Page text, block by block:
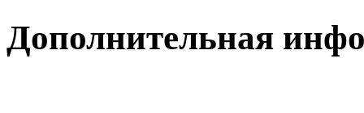
Дополнительная